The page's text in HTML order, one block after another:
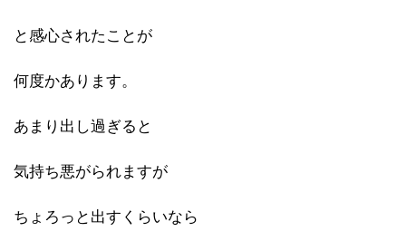
と感心されたことが
何度かあります。
あまり出し過ぎると
気持ち悪がられますが
ちょろっと出すくらいなら